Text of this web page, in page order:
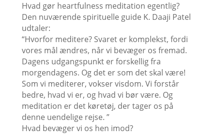
Hvad gør heartfulness meditation egentlig?
Den nuværende spirituelle guide K. Daaji Patel
udtaler:
“Hvorfor meditere? Svaret er komplekst, fordi
vores mål ændres, når vi bevæger os fremad.
Dagens udgangspunkt er forskellig fra
morgendagens. Og det er som det skal være!
Som vi mediterer, vokser visdom. Vi forstår
bedre, hvad vi er, og hvad vi bør være. Og
meditation er det køretøj, der tager os på
denne uendelige rejse. ”
Hvad bevæger vi os hen imod?